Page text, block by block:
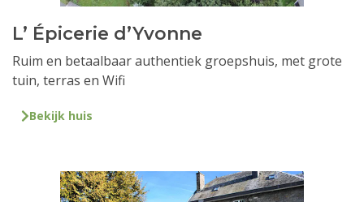
L’ Épicerie d’Yvonne
Ruim en betaalbaar authentiek groepshuis, met grote
tuin, terras en Wifi
Bekijk huis